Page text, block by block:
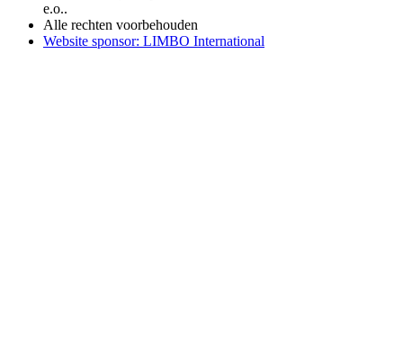
e.o..
Alle rechten voorbehouden
Website sponsor: LIMBO International